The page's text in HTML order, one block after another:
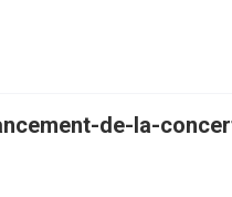
de-la-